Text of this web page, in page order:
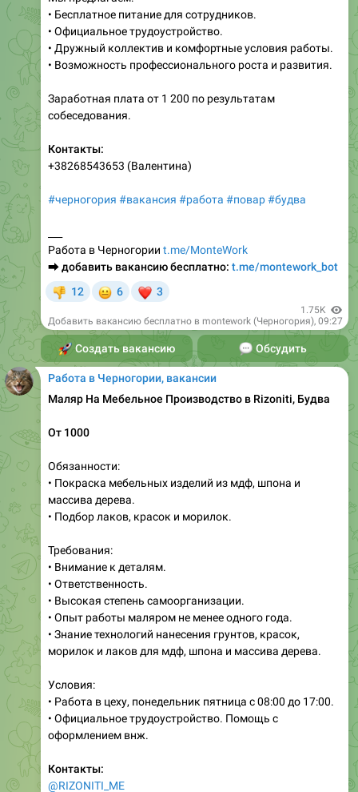
• Бесплатное питание для сотрудников.
• Официальное трудоустройство.
• Дружный коллектив и комфортные условия работы.
• Возможность профессионального роста и развития.
Заработная плата от 1 200 по результатам
собеседования.
Контакты:
+38268543653 (Валентина)
#черногория #вакансия #работа #повар#будва
Работа в Черногории t.me/MonteWork
⮕добавить вакансию бесплатно: t.me/montework_bot
12 6
❤
3
1.75K
Добавить вакансию бесплатно в montework (Черногория), 09:27
Создать вакансию💬Обсудить
Работа в Черногории, вакансии
Маляр На Мебельное Производство в Rizoniti, Будва
От 1000
Обязанности:
• Покраска мебельных изделий из мдф, шпона и
массива дерева.
• Подбор лаков, красок и морилок.
Требования:
• Внимание к деталям.
• Ответственность.
• Высокая степень самоорганизации.
• Опыт работы маляром не менее одного года.
• Знание технологий нанесения грунтов, красок,
морилок и лаков для мдф, шпона и массива дерева.
Условия:
• Работа в цеху, понедельник пятница с 08:00 до 17:00.
• Официальное трудоустройство. Помощь с
оформлением внж.
Контакты:
@RIZONITI_ME